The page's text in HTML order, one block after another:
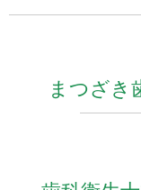
まつざき